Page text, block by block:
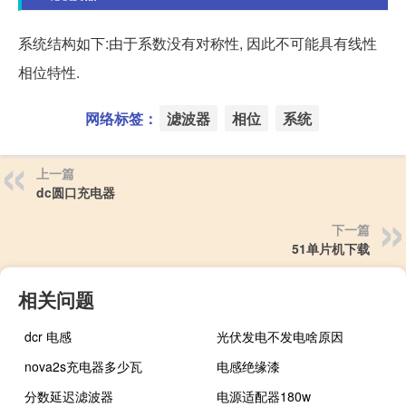
系统结构如下:由于系数没有对称性, 因此不可能具有线性
相位特性.
网络标签： 滤波器 相位 系统
上一篇
dc圆口充电器
下一篇
51单片机下载
相关问题
dcr 电感
光伏发电不发电啥原因
nova2s充电器多少瓦
电感绝缘漆
分数延迟滤波器
电源适配器180w